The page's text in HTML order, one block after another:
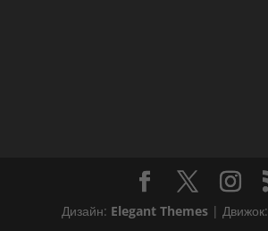
Дизайн: Elegant Themes| Движок: